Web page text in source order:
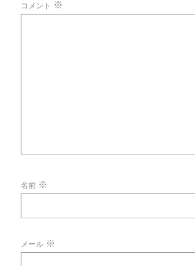
コメント ※
名前 ※
メール ※